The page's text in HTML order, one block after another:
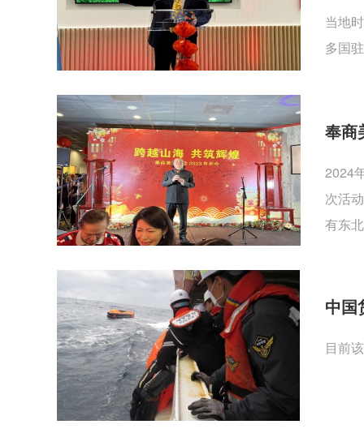
当地
多国
奉商
2024
次活
有东
中国
目前